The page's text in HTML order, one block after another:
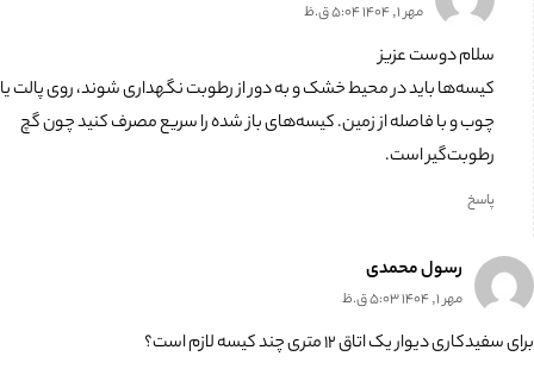
مهر 1, 1404 5:04 ق.ظ
سلام دوست عزیز
کیسه‌ها باید در محیط خشک و به دور از رطوبت نگهداری شوند، روی پالت یا
چوب و با فاصله از زمین. کیسه‌های باز شده را سریع مصرف کنید چون گچ
رطوبت‌گیر است.
پاسخ
رسول محمدی
مهر 1, 1404 5:03 ق.ظ
برای سفیدکاری دیوار یک اتاق ۱۲ متری چند کیسه لازم است؟